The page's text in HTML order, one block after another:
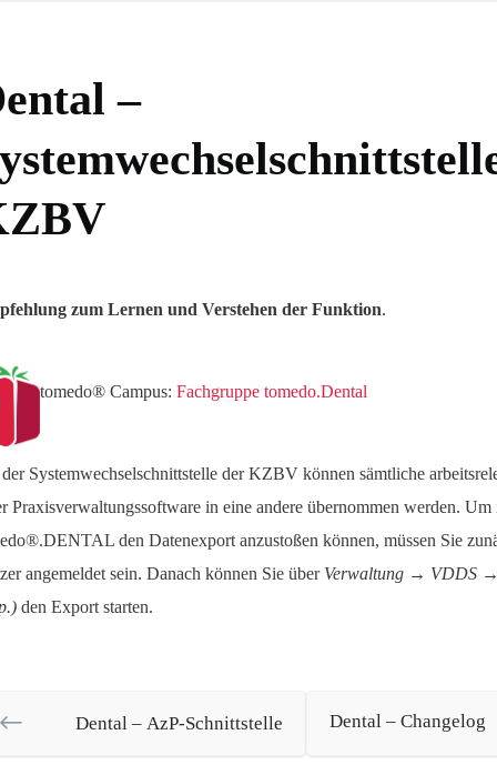
–
zum Lernen und Verstehen der Funktion.
tomedo® Campus: Fachgruppe tomedo.Dental
Systemwechselschnittstelle der KZBV können sämtliche
Praxisverwaltungssoftware in eine andere übernommen werden. Um
den Datenexport anzustoßen können, müssen Sie
angemeldet sein. Danach können Sie über Verwaltung → VDDS →
den Export starten.
Dental – AzP-Schnittstelle Dental – Changelog